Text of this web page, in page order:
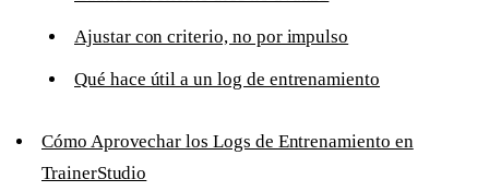
Ajustar con criterio, no por impulso
Qué hace útil a un log de entrenamiento
Cómo Aprovechar los Logs de Entrenamiento en
TrainerStudio